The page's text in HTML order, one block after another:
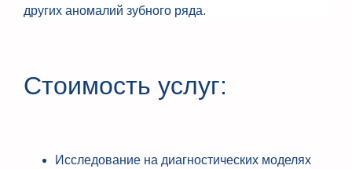
других аномалий зубного ряда.
Стоимость услуг:
Исследование на диагностических моделях